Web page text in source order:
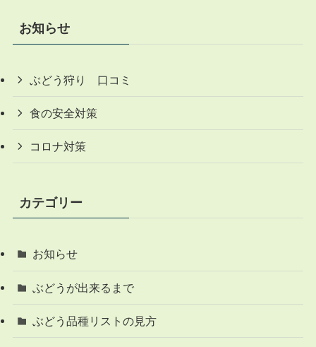
お知らせ
ぶどう狩り 口コミ
食の安全対策
コロナ対策
カテゴリー
お知らせ
ぶどうが出来るまで
ぶどう品種リストの見方